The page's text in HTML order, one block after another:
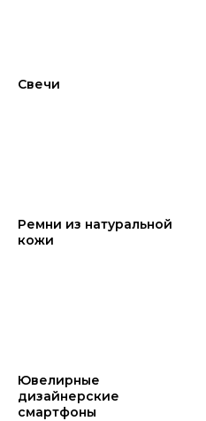
Cвечи
Ремни из натуральной
кожи
Ювелирные
дизайнерские
смартфоны